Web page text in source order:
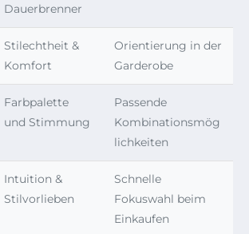
Dauerbrenner
Stilechtheit &
Komfort
Orientierung in der
Garderobe
Farbpalette
und Stimmung
Passende
Kombinationsmög
lichkeiten
Intuition &
Stilvorlieben
Schnelle
Fokuswahl beim
Einkaufen